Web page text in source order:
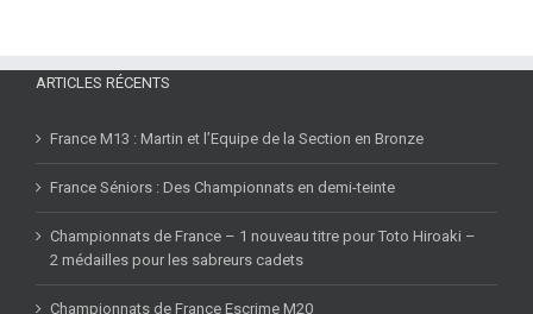
ARTICLES RÉCENTS
France M13 : Martin et l’Equipe de la Section en Bronze
France Séniors : Des Championnats en demi-teinte
Championnats de France – 1 nouveau titre pour Toto Hiroaki –
2 médailles pour les sabreurs cadets
Championnats de France Escrime M20